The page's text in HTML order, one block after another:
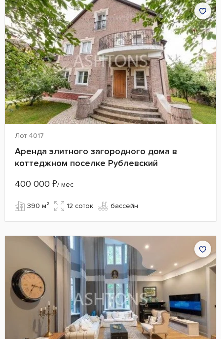
Лот 4017
Аренда элитного загородного дома в
коттеджном поселке Рублевский
400 000 ₽/ мес
390 м² 12 cоток бассейн